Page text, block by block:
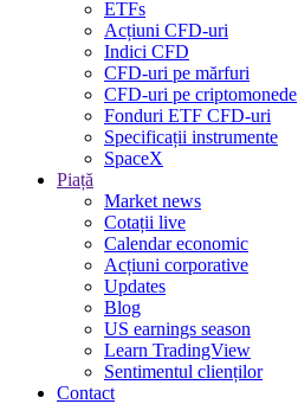
ETFs
Acțiuni CFD-uri
Indici CFD
CFD-uri pe mărfuri
CFD-uri pe criptomonede
Fonduri ETF CFD-uri
Specificații instrumente
SpaceX
Piață
Market news
Cotații live
Calendar economic
Acțiuni corporative
Updates
Blog
US earnings season
Learn TradingView
Sentimentul clienților
Contact